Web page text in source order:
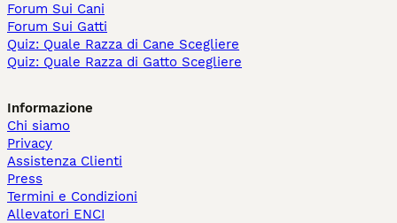
Forum Sui Cani
Forum Sui Gatti
Quiz: Quale Razza di Cane Scegliere
Quiz: Quale Razza di Gatto Scegliere
Informazione
Chi siamo
Privacy
Assistenza Clienti
Press
Termini e Condizioni
Allevatori ENCI